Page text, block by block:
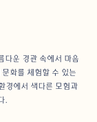
다운 경관 속에서 마음
화를 체험할 수 있는
경에서 색다른 모험과
.